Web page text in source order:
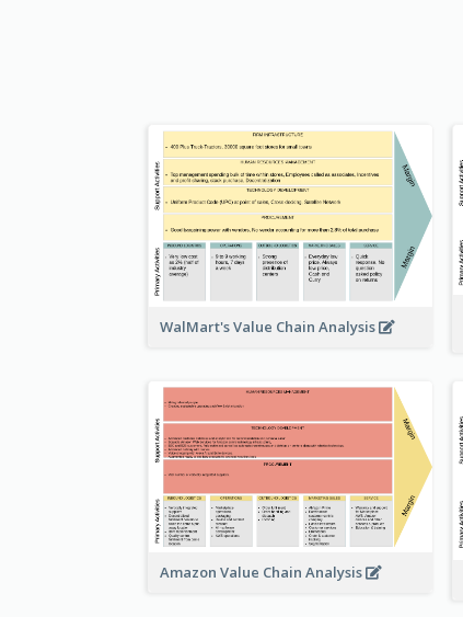
WalMart's Value Chain Analysis
Amazon Value Chain Analysis